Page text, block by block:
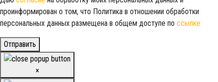
проинформирован о том, что Политика в отношении обработки
персональных данных размещена в общем доступе по ссылке
Отправить
×